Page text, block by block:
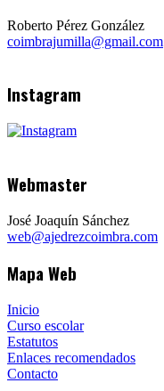
Roberto Pérez González
coimbrajumilla@gmail.com
Instagram
Webmaster
José Joaquín Sánchez
web@ajedrezcoimbra.com
Mapa Web
Inicio
Curso escolar
Estatutos
Enlaces recomendados
Contacto